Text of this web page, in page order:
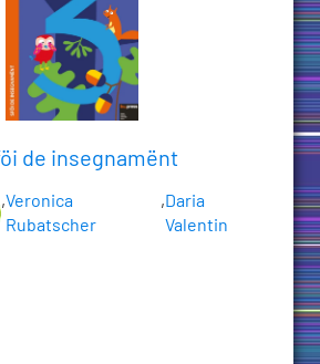
de insegnamënt
,Veronica
Rubatscher
,Daria
Valentin